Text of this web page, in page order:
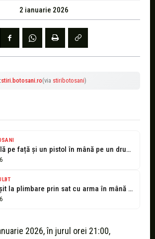
2 ianuarie 2026
stiri.botosani.ro(via stiribotosani)
Cu cagulă pe față și un pistol în mână pe un drum...
Tânăr ieșit la plimbare prin sat cu arma în mână și cagula...
2026, în jurul orei 21:00,